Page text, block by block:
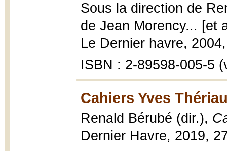
Sous la direction de
de Jean Morency... [et
Le Dernier havre,
ISBN : 2-89598-005-5
Cahiers Yves
Renald Bérubé (dir.),
Dernier Havre, 2019,